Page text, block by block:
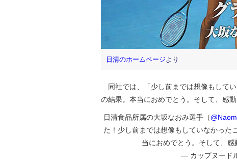
日清のホームページより
同社では、「少し前までは想像もして
の結果。本当におめでとう。そして、感
日清食品所属の大坂なおみ選手（
た！少し前までは想像もしていなかった
当におめでとう。そして、
— カップヌード